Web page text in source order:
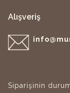
Alışveriş
Siparişinin